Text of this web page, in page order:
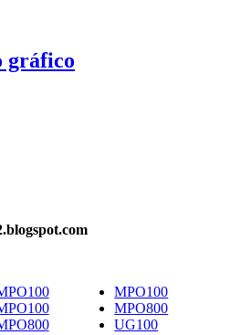
gráfico
MPO100
MPO800
UG100